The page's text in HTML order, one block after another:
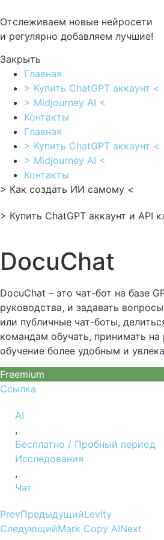
к
содержимому
Отслеживаем новые нейросети
и регулярно добавляем лучшие!
Закрыть
Главная
> Купить ChatGPT аккаунт <
> Midjourney AI <
Контакты
Главная
> Купить ChatGPT аккаунт <
> Midjourney AI <
Контакты
> Как создать ИИ самому <
> Купить ChatGPT аккаунт и API
DocuChat
DocuChat – это чат-бот на базе
руководства, и задавать
или публичные чат-боты,
командам обучать, принимать
обучение более удобным и
Freemium
Ссылка
AI
,
Бесплатно / Пробный период
Исследования
,
Чат
PrevПредыдущийLevity
СледующийMark Copy AINext